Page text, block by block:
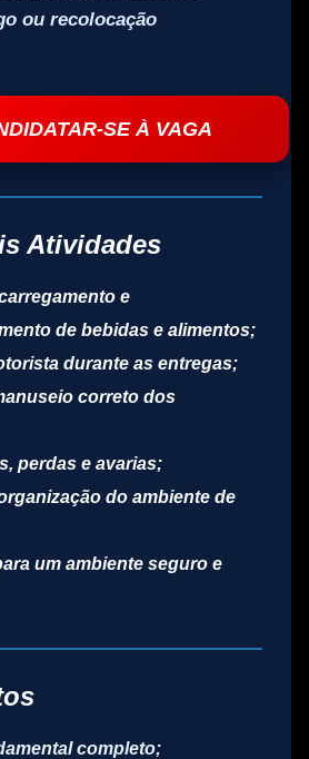
ou recolocação
SE À VAGA
Atividades
e
de bebidas e alimentos;
durante as entregas;
correto dos
perdas e avarias;
do ambiente de
um ambiente seguro e
completo;